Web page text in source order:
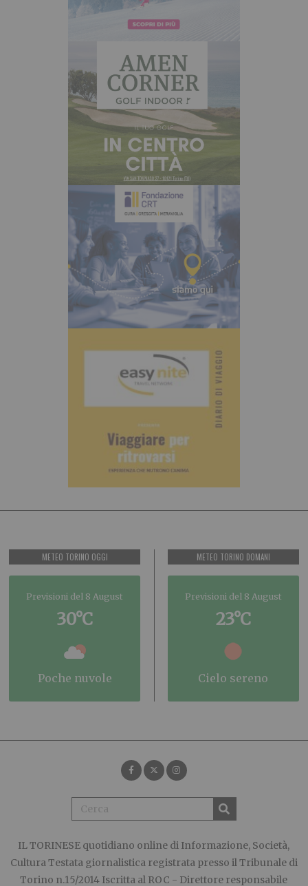
METEO TORINO OGGI
Previsioni del 8 August
30°C
poche nuvole
METEO TORINO DOMANI
Previsioni del 8 August
23°C
cielo sereno
IL TORINESE quotidiano online di Informazione, Società,
Cultura Testata giornalistica registrata presso il Tribunale di
Torino n.15/2014 Iscritta al ROC - Direttore responsabile